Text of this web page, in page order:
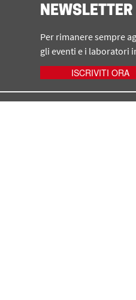
NEWSLETTER
Per rimanere sempre
gli eventi e i laboratori
ISCRIVITI ORA